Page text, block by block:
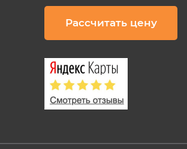
Рассчитать цену